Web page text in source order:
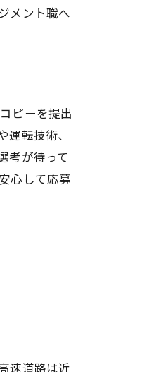
メント職へ
ピーを提出
転技術、
考が待って
心して応募
速道路は近